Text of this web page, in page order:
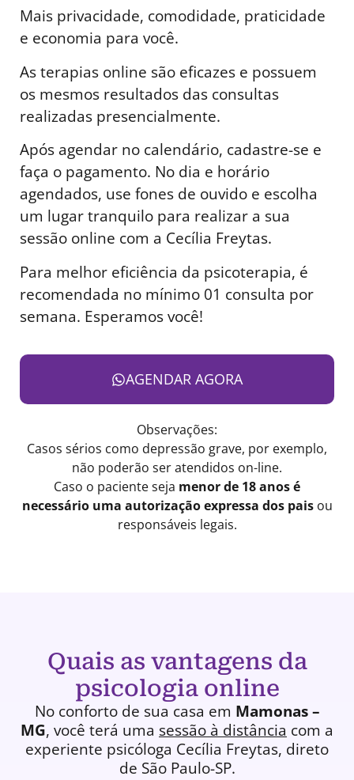
Mais privacidade, comodidade, praticidade
e economia para você.
As terapias online são eficazes e possuem
os mesmos resultados das consultas
realizadas presencialmente.
Após agendar no calendário, cadastre-se e
faça o pagamento. No dia e horário
agendados, use fones de ouvido e escolha
um lugar tranquilo para realizar a sua
sessão online com a Cecília Freytas.
Para melhor eficiência da psicoterapia, é
recomendada no mínimo 01 consulta por
semana. Esperamos você!
AGENDAR AGORA
Observações:
Casos sérios como depressão grave, por exemplo,
não poderão ser atendidos on-line.
Caso o paciente seja menor de 18 anos é
necessário uma autorização expressa dos paisou
responsáveis legais.
Quais as vantagens da
psicologia online
No conforto de sua casa em Mamonas –
MG, você terá uma sessão à distância com a
experiente psicóloga Cecília Freytas, direto
de São Paulo-SP.